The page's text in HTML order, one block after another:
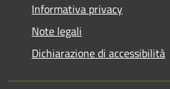
Informativa privacy
Note legali
Dichiarazione di accessibilità